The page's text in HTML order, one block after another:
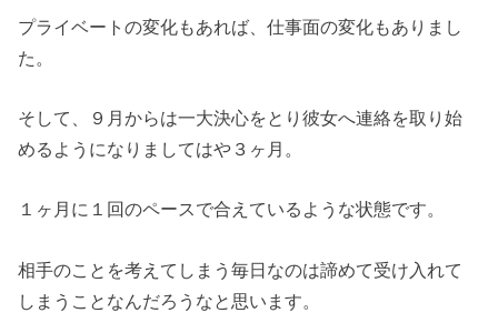
プライベートの変化もあれば、仕事面の変化もありまし
た。
そして、９月からは一大決心をとり彼女へ連絡を取り始
めるようになりましてはや３ヶ月。
１ヶ月に１回のペースで合えているような状態です。
相手のことを考えてしまう毎日なのは諦めて受け入れて
しまうことなんだろうなと思います。